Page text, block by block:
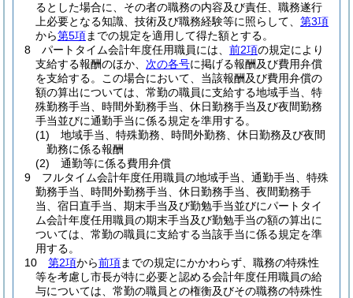
るとした場合に、その者の職務の内容及び責任、職務遂行
上必要となる知識、技術及び職務経験等に照らして、 第3項
から第5項までの規定を適用して得た額とする。
8
パートタイム会計年度任用職員には、 前2項の規定により
支給する報酬のほか、 次の各号に掲げる報酬及び費用弁償
を支給する。
この場合において、当該報酬及び費用弁償の
額の算出については、常勤の職員に支給する地域手当、特
殊勤務手当、時間外勤務手当、休日勤務手当及び夜間勤務
手当並びに通勤手当に係る規定を準用する。
(1)
地域手当、特殊勤務、時間外勤務、休日勤務及び夜間
勤務に係る報酬
(2)
通勤等に係る費用弁償
9
フルタイム会計年度任用職員の地域手当、通勤手当、特殊
勤務手当、時間外勤務手当、休日勤務手当、夜間勤務手
当、宿日直手当、期末手当及び勤勉手当並びにパートタイ
ム会計年度任用職員の期末手当及び勤勉手当の額の算出に
ついては、常勤の職員に支給する当該手当に係る規定を準
用する。
10
第2項から前項までの規定にかかわらず、職務の特殊性
等を考慮し市長が特に必要と認める会計年度任用職員の給
与については、常勤の職員との権衡及びその職務の特殊性